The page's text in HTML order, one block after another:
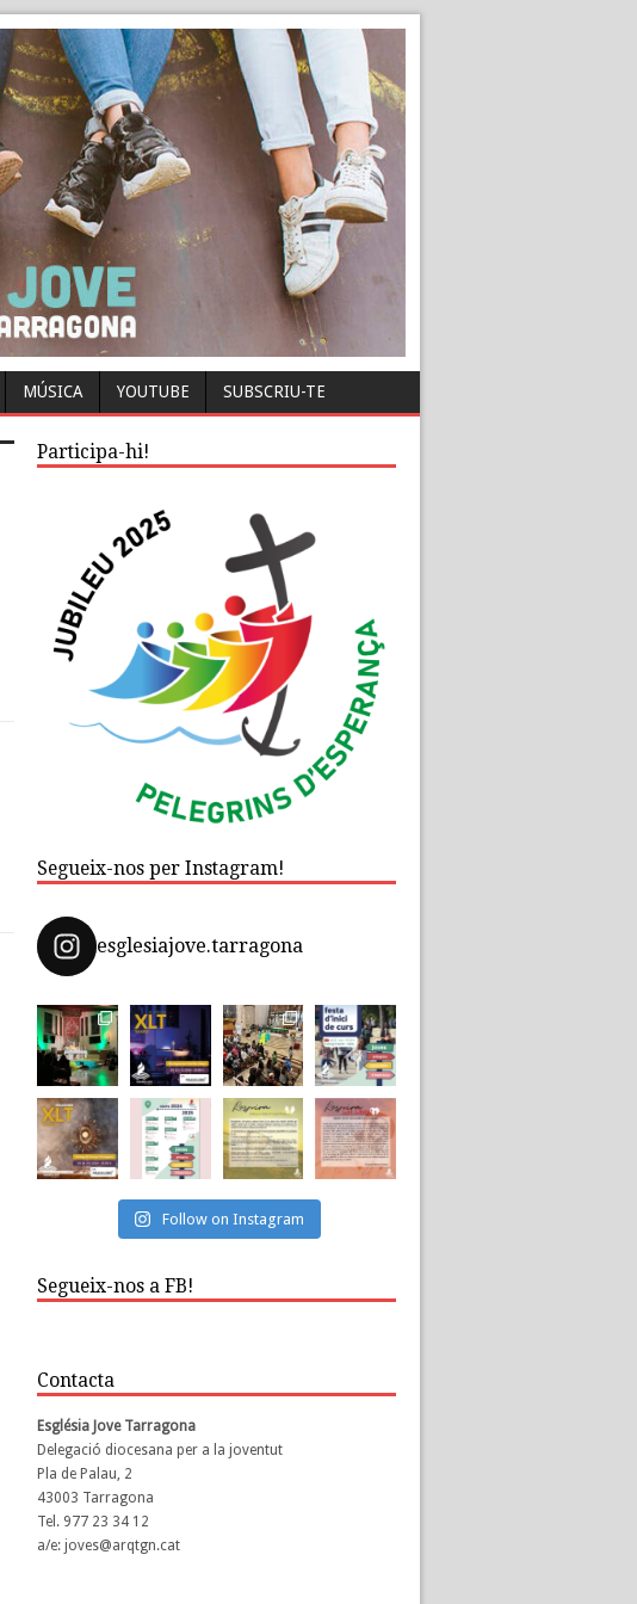
MÚSICA YOUTUBE SUBSCRIU-TE
Participa-hi!
Segueix-nos per Instagram!
esglesiajove.tarragona
Follow on Instagram
Segueix-nos a FB!
Contacta
Església Jove Tarragona
Delegació diocesana per a la joventut
Pla de Palau, 2
43003 Tarragona
Tel. 977 23 34 12
a/e: joves@arqtgn.cat